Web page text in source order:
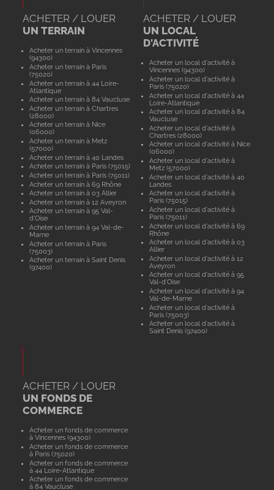
ACHETER / LOUER
UN TERRAIN
Acheter un terrain à Vincennes
(94300)
Acheter un terrain à Paris
(75020)
Acheter un terrain à 44 Loire-
Atlantique
Acheter un terrain à 84 Vaucluse
Acheter un terrain à Chartres
(28000)
Acheter un terrain à Nice
(06000)
Acheter un terrain à Metz
(57000)
Acheter un terrain à 40 Landes
Acheter un terrain à Paris (75015)
Acheter un terrain à Paris (75011)
Acheter un terrain à 69 Rhône
Acheter un terrain à 03 Allier
Acheter un terrain à 12 Aveyron
Acheter un terrain à 95 Val-
d'Oise
Acheter un terrain à 94 Val-de-
Marne
Acheter un terrain à Paris
(75003)
Acheter un terrain à Saint Denis
(97400)
ACHETER / LOUER
UN LOCAL
D'ACTIVITÉ
Acheter un local d'activité à
Vincennes (94300)
Acheter un local d'activité à
Paris (75020)
Acheter un local d'activité à 44
Loire-Atlantique
Acheter un local d'activité à 84
Vaucluse
Acheter un local d'activité à
Chartres (28000)
Acheter un local d'activité à Nice
(06000)
Acheter un local d'activité à
Metz (57000)
Acheter un local d'activité à 40
Landes
Acheter un local d'activité à
Paris (75015)
Acheter un local d'activité à
Paris (75011)
Acheter un local d'activité à 69
Rhône
Acheter un local d'activité à 03
Allier
Acheter un local d'activité à 12
Aveyron
Acheter un local d'activité à 95
Val-d'Oise
Acheter un local d'activité à 94
Val-de-Marne
Acheter un local d'activité à
Paris (75003)
Acheter un local d'activité à
Saint Denis (97400)
ACHETER / LOUER
UN FONDS DE
COMMERCE
Acheter un fonds de commerce
à Vincennes (94300)
Acheter un fonds de commerce
à Paris (75020)
Acheter un fonds de commerce
à 44 Loire-Atlantique
Acheter un fonds de commerce
à 84 Vaucluse